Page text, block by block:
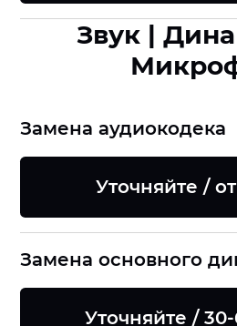
Звук |
Замена аудиокодека
Уточняйте /
Замена основного
Уточняйте /